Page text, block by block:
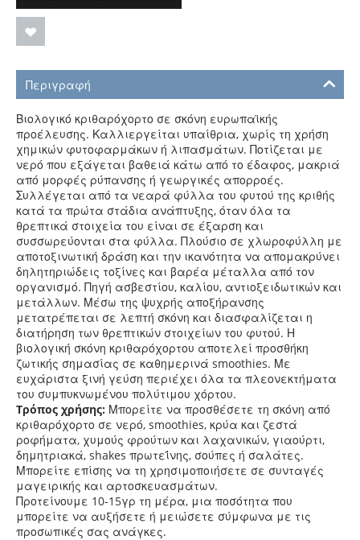
Περιγραφή
Βιολογικό κριθαρόχορτο σε σκόνη ευρωπαϊκής
προέλευσης. Καλλιεργείται υπαίθρια, χωρίς τη χρήση
χημικών φυτοφαρμάκων ή λιπασμάτων. Ποτίζεται με
νερό που εξάγεται βαθειά κάτω από το έδαφος, μακριά
από μορφές ρύπανσης ή γεωργικές απορροές.
Συλλέγεται από τα νεαρά φύλλα του φυτού της κριθής
κατά τα πρώτα στάδια ανάπτυξης, όταν όλα τα
θρεπτικά στοιχεία του είναι σε έξαρση και
συσσωρεύονται στα φύλλα. Πλούσιο σε χλωροφύλλη με
αποτοξινωτική δράση και την ικανότητα να απομακρύνει
δηλητηριώδεις τοξίνες και βαρέα μέταλλα από τον
οργανισμό. Πηγή ασβεστίου, καλίου, αντιοξειδωτικών και
μετάλλων. Μέσω της ψυχρής αποξήρανσης
μετατρέπεται σε λεπτή σκόνη και διασφαλίζεται η
διατήρηση των θρεπτικών στοιχείων του φυτού. Η
βιολογική σκόνη κριθαρόχορτου αποτελεί προσθήκη
ζωτικής σημασίας σε καθημερινά smoothies. Με
ευχάριστα ξινή γεύση περιέχει όλα τα πλεονεκτήματα
του συμπυκνωμένου πολύτιμου χόρτου.
Τρόπος χρήσης: Μπορείτε να προσθέσετε τη σκόνη από
κριθαρόχορτο σε νερό, smoothies, κρύα και ζεστά
ροφήματα, χυμούς φρούτων και λαχανικών, γιαούρτι,
δημητριακά, shakes πρωτεΐνης, σούπες ή σαλάτες.
Μπορείτε επίσης να τη χρησιμοποιήσετε σε συνταγές
μαγειρικής και αρτοσκευασμάτων.
Προτείνουμε 10-15γρ τη μέρα, μια ποσότητα που
μπορείτε να αυξήσετε ή μειώσετε σύμφωνα με τις
προσωπικές σας ανάγκες.